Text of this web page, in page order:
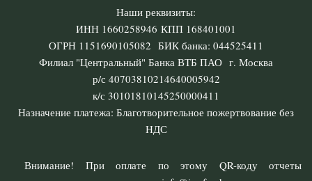
Наши реквизиты:
ИНН 1660258946 КПП 168401001
ОГРН 1151690105082 БИК банка: 044525411
Филиал "Центральный" Банка ВТБ ПАО г. Москва
р/с 40703810214640005942
к/с 30101810145250000411
Назначение платежа: Благотворительное пожертвование без
НДС
Внимание! При оплате по этому QR-коду отчеты